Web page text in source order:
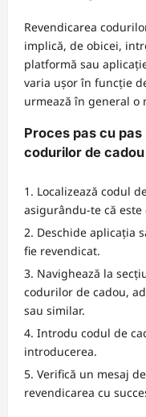
Revendicarea
implică, de obicei,
platformă sau
varia ușor în funcție
urmează în general o
Proces pas cu
codurilor de cadou
Localizează codul
asigurându-te că
Deschide aplicația
fie revendicat.
Navighează la
codurilor de cadou,
sau similar.
Introdu codul de
introducerea.
Verifică un mesaj
revendicarea cu